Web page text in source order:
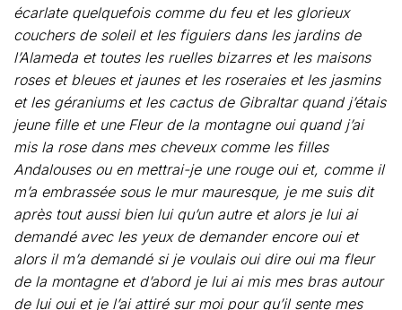
écarlate quelquefois comme du feu et les glorieux
couchers de soleil et les figuiers dans les jardins de
l’Alameda et toutes les ruelles bizarres et les maisons
roses et bleues et jaunes et les roseraies et les jasmins
et les géraniums et les cactus de Gibraltar quand j’étais
jeune fille et une Fleur de la montagne oui quand j’ai
mis la rose dans mes cheveux comme les filles
Andalouses ou en mettrai-je une rouge oui et, comme il
m’a embrassée sous le mur mauresque, je me suis dit
après tout aussi bien lui qu’un autre et alors je lui ai
demandé avec les yeux de demander encore oui et
alors il m’a demandé si je voulais oui dire oui ma fleur
de la montagne et d’abord je lui ai mis mes bras autour
de lui oui et je l’ai attiré sur moi pour qu’il sente mes